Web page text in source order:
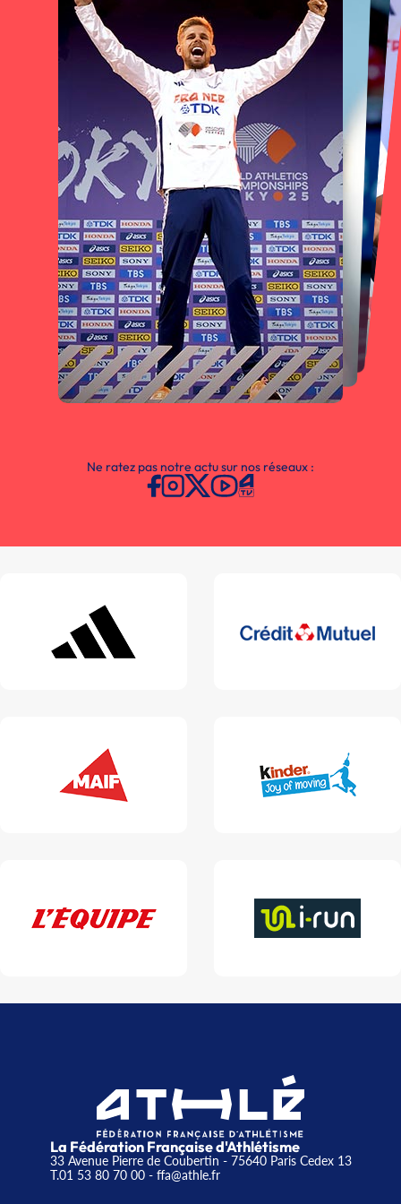
Ne ratez pas notre actu sur nos réseaux :
La Fédération Française d'Athlétisme
33 Avenue Pierre de Coubertin - 75640 Paris Cedex 13
T.01 53 80 70 00- ffa@athle.fr